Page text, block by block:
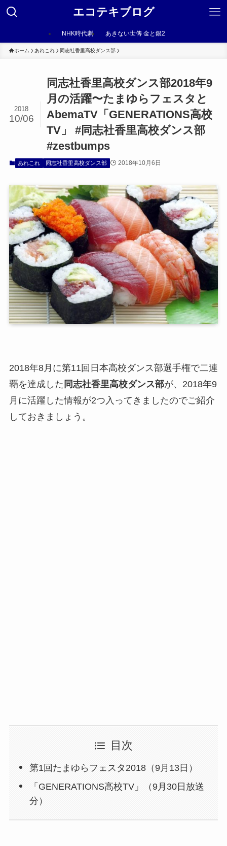
エコテキブログ
NHK時代劇 あきない世傳 金と銀2
ホーム あれこれ 同志社香里高校ダンス部
同志社香里高校ダンス部2018年9
月の活躍〜たまゆらフェスタと
AbemaTV「GENERATIONS高校
TV」 #同志社香里高校ダンス部
#zestbumps
2018
10/06
あれこれ 同志社香里高校ダンス部 2018年10月6日
2018年8月に第11回日本高校ダンス部選手権で二連
覇を達成した 同志社香里高校ダンス部が、2018年9
月に活躍した情報が2つ入ってきましたのでご紹介
しておきましょう。
目次
第1回たまゆらフェスタ2018（9月13日）
「GENERATIONS高校TV」（9月30日放送
分）